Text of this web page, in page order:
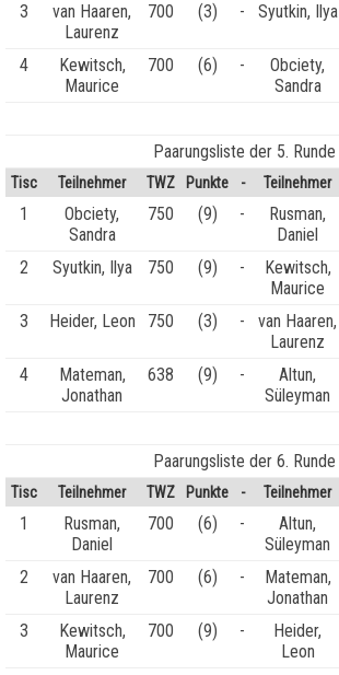
3
van Haaren,
Laurenz
700 (3) - Syutkin, Ilya
4
Kewitsch,
Maurice
700 (6) -
Obciety,
Sandra
Paarungsliste der 5. Runde
Tisc Teilnehmer TWZ Punkte - Teilnehmer
1
Obciety,
Sandra
750 (9) -
Rusman,
Daniel
2 Syutkin, Ilya 750 (9) -
Kewitsch,
Maurice
3 Heider, Leon 750 (3) -
van Haaren,
Laurenz
4
Mateman,
Jonathan
638 (9) -
Altun,
Süleyman
Paarungsliste der 6. Runde
Tisc Teilnehmer TWZ Punkte - Teilnehmer
1
Rusman,
Daniel
700 (6) -
Altun,
Süleyman
2
van Haaren,
Laurenz
700 (6) -
Mateman,
Jonathan
3
Kewitsch,
Maurice
700 (9) -
Heider,
Leon